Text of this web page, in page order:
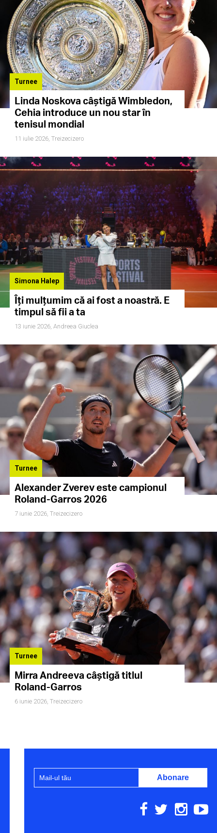
Turnee
Linda Noskova câștigă Wimbledon,
Cehia introduce un nou star în
tenisul mondial
11 iulie 2026, Treizecizero
Simona Halep
Îți mulțumim că ai fost a noastră. E
timpul să fii a ta
13 iunie 2026, Andreea Giuclea
Turnee
Alexander Zverev este campionul
Roland-Garros 2026
7 iunie 2026, Treizecizero
Turnee
Mirra Andreeva câștigă titlul
Roland-Garros
6 iunie 2026, Treizecizero